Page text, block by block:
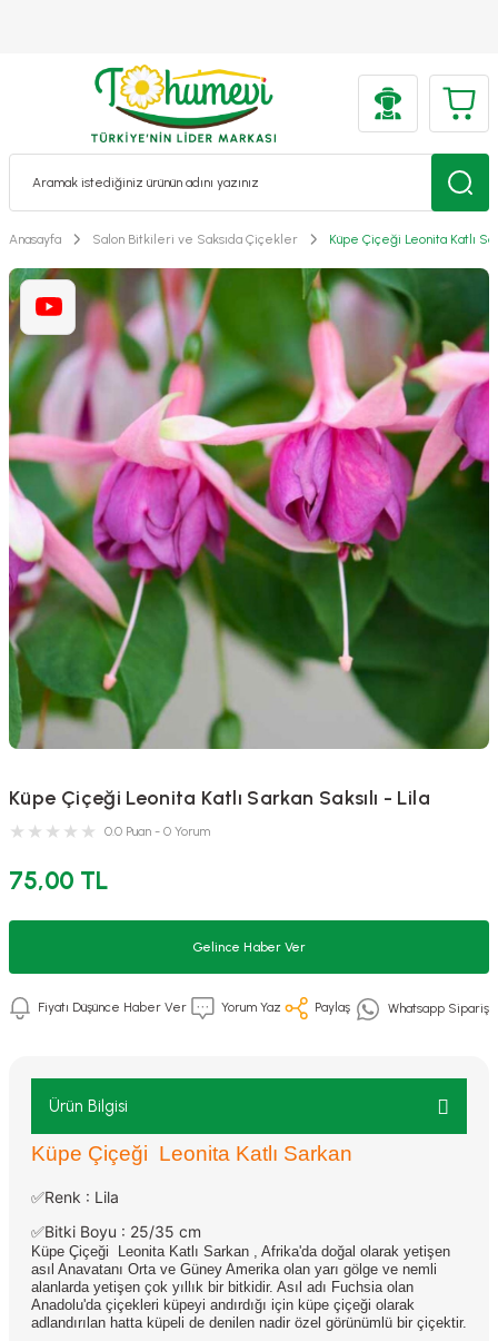
Anasayfa Salon Bitkileri ve Saksıda Çiçekler Küpe Çiçeği Leonita Katlı
Küpe Çiçeği Leonita Katlı Sarkan Saksılı - Lila
0.0 Puan - 0 Yorum
75,00 TL
Gelince Haber Ver
Fiyatı Düşünce Haber Ver Yorum Yaz Paylaş Whatsapp Sipariş
Ürün Bilgisi
Küpe Çiçeği Leonita Katlı Sarkan
✅Renk : Lila
✅Bitki Boyu : 25/35 cm
Küpe Çiçeği Leonita Katlı Sarkan ,
Afrika'da doğal olarak yetişen
asıl Anavatanı Orta ve Güney Amerika olan yarı gölge ve nemli
alanlarda yetişen çok yıllık bir bitkidir. Asıl adı Fuchsia olan
Anadolu'da çiçekleri küpeyi andırdığı için küpe çiçeği olarak
adlandırılan hatta küpeli de denilen nadir özel görünümlü bir çiçektir.